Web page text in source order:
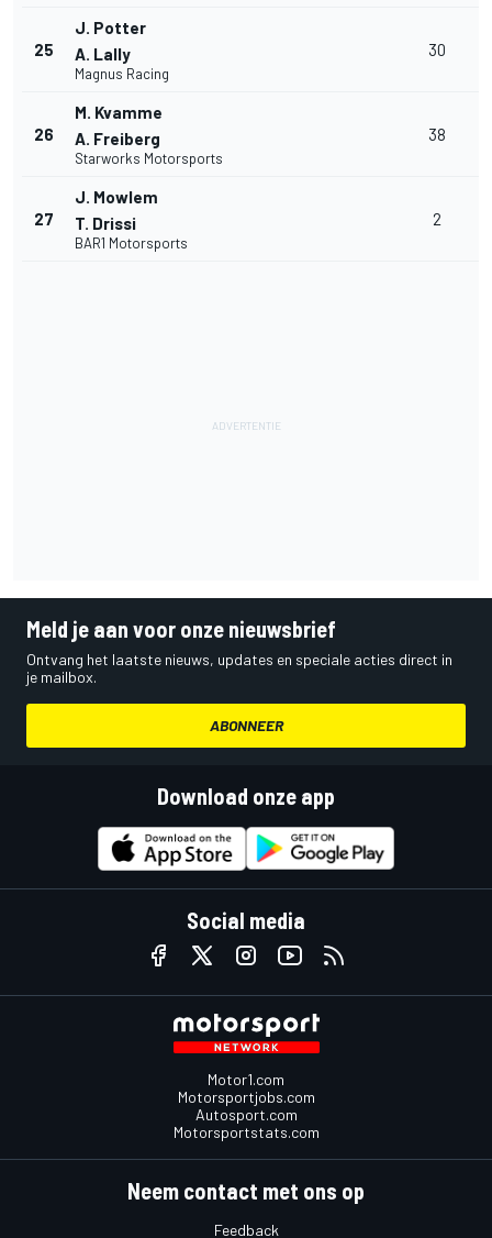
25
J. Potter
A. Lally
Magnus Racing
30
26
M. Kvamme
A. Freiberg
Starworks Motorsports
38
27
J. Mowlem
T. Drissi
BAR1 Motorsports
2
Meld je aan voor onze nieuwsbrief
Ontvang het laatste nieuws, updates en speciale acties direct in
je mailbox.
ABONNEER
Download onze app
Social media
Motor1.com
Motorsportjobs.com
Autosport.com
Motorsportstats.com
Neem contact met ons op
Feedback